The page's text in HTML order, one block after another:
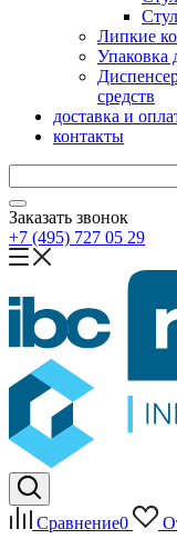
Липкие
Упаковка
средств
доставка и
контакты
Заказать звонок
+7 (495) 727 05 29
Сравнение0